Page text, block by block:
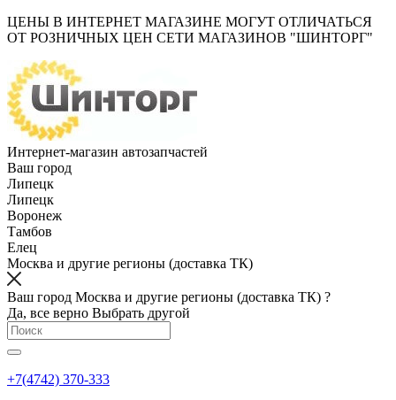
ЦЕНЫ В ИНТЕРНЕТ МАГАЗИНЕ МОГУТ ОТЛИЧАТЬСЯ
ОТ РОЗНИЧНЫХ ЦЕН СЕТИ МАГАЗИНОВ "ШИНТОРГ"
Интернет-магазин автозапчастей
Ваш город
Липецк
Липецк
Воронеж
Тамбов
Елец
Москва и другие регионы (доставка ТК)
Ваш город Москва и другие регионы (доставка ТК) ?
Да, все верно Выбрать другой
+7(4742) 370-333